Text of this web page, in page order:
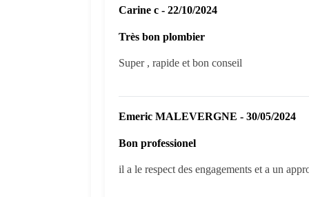
Carine c - 22/10/2024
Très bon plombier
Super , rapide et bon conseil
Emeric MALEVERGNE - 30/05/2024
Bon professionel
il a le respect des engagements et a un